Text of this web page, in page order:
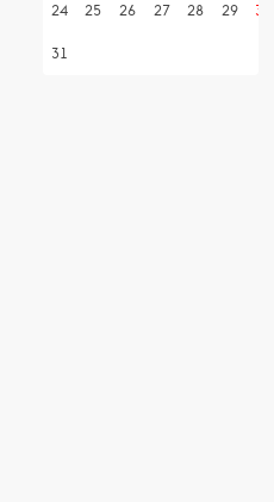
24 25 26 27 28 29 30
31